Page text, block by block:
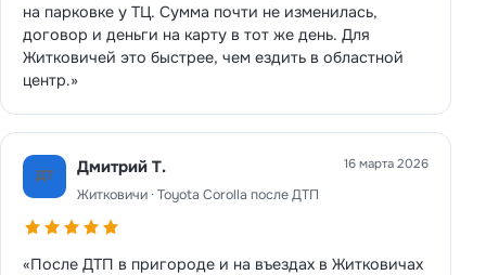
на парковке у ТЦ. Сумма почти не изменилась,
договор и деньги на карту в тот же день. Для
Житковичей это быстрее, чем ездить в областной
центр.»
ДТ Дмитрий Т.
Житковичи · Toyota Corolla после ДТП
16 марта 2026
«После ДТП в пригороде и на въездах в Житковичах